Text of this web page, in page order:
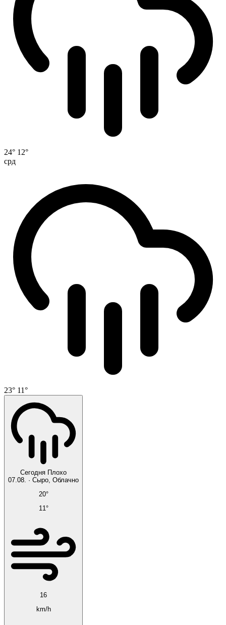
24° 12°
срд
23° 11°
Сегодня Плохо
07.08. ·
Сыро, Облачно
20°
11°
16
km/h